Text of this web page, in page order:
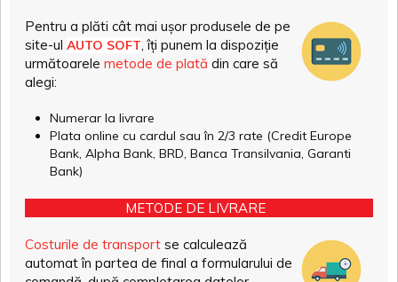
Pentru a plăti cât mai ușor produsele de pe
site-ul AUTO SOFT, îți punem la dispoziție
următoarele metode de plată din care să
alegi:
Numerar la livrare
Plata online cu cardul sau în 2/3 rate (Credit Europe
Bank, Alpha Bank, BRD, Banca Transilvania, Garanti
Bank)
METODE DE LIVRARE
Costurile de transport se calculează
automat în partea de final a formularului de